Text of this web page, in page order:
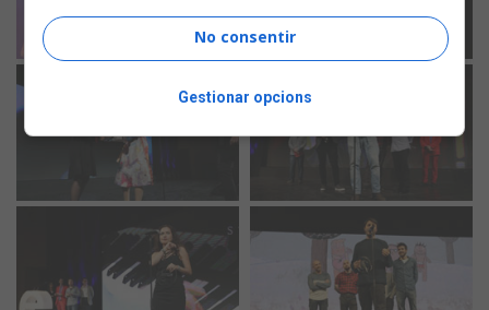
No consentir
Gestionar opcions